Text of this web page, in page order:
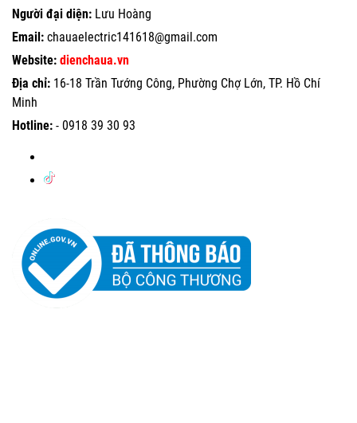
Người đại diện: Lưu Hoàng
Email: chauaelectric141618@gmail.com
Website: dienchaua.vn
Địa chỉ: 16-18 Trần Tướng Công, Phường Chợ Lớn, TP. Hồ Chí
Minh
Hotline: - 0918 39 30 93